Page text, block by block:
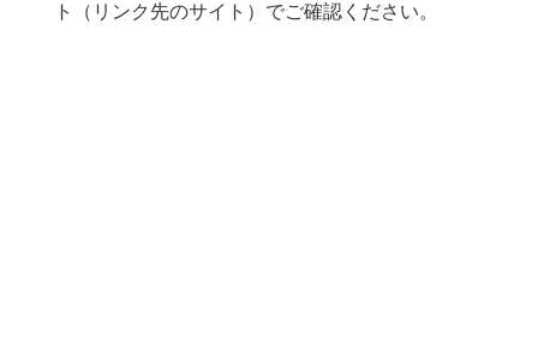
ト（リンク先のサイト）でご確認ください。